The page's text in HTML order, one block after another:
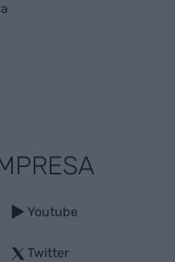
Youtube
Twitter